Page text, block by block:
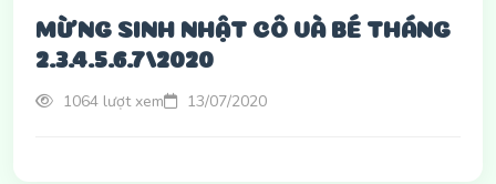
MỪNG SINH NHẬT CÔ VÀ BÉ THÁNG
2.3.4.5.6.7/2020
1064 lượt xem 13/07/2020